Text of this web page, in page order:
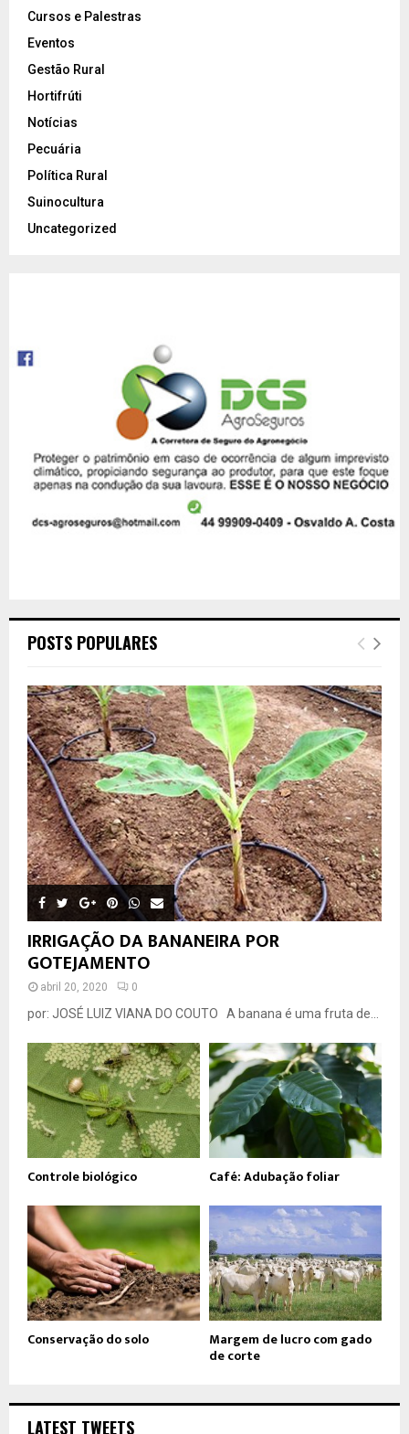
Cursos e Palestras
Eventos
Gestão Rural
Hortifrúti
Notícias
Pecuária
Política Rural
Suinocultura
Uncategorized
POSTS POPULARES
IRRIGAÇÃO DA BANANEIRA POR
GOTEJAMENTO
abril 20, 2020 0
por: JOSÉ LUIZ VIANA DO COUTO A banana é uma fruta de...
Controle biológico Café: Adubação foliar
Conservação do solo Margem de lucro com gado
de corte
LATEST TWEETS